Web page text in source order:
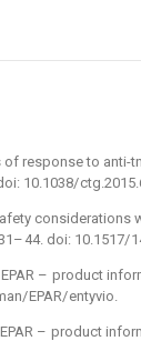
of response to
10.1038/
44. doi: 10.1517/
– product
EPAR/entyvio.
– product